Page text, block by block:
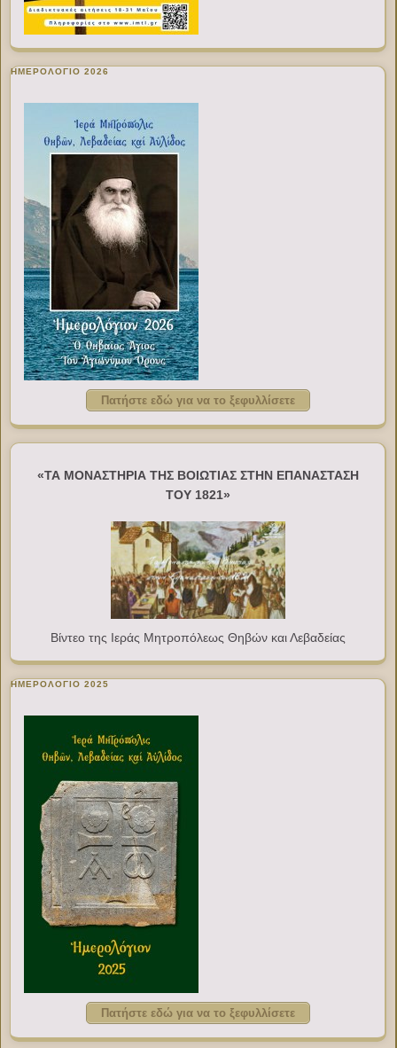
ΗΜΕΡΟΛΟΓΙΟ 2026
Πατήστε εδώ για να το ξεφυλλίσετε
«ΤΑ ΜΟΝΑΣΤΗΡΙΑ ΤΗΣ ΒΟΙΩΤΙΑΣ ΣΤΗΝ ΕΠΑΝΑΣΤΑΣΗ
ΤΟΥ 1821»
Βίντεο της Ιεράς Μητροπόλεως Θηβών και Λεβαδείας
ΗΜΕΡΟΛΟΓΙΟ 2025
Πατήστε εδώ για να το ξεφυλλίσετε